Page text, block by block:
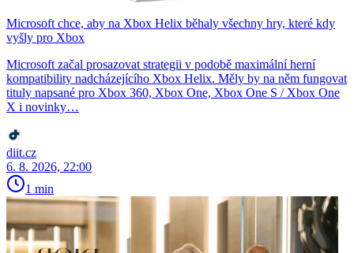
Microsoft chce, aby na Xbox Helix běhaly všechny hry, které kdy
vyšly pro Xbox
Microsoft začal prosazovat strategii v podobě maximální herní
kompatibility nadcházejícího Xbox Helix. Měly by na něm fungovat
tituly napsané pro Xbox 360, Xbox One, Xbox One S / Xbox One
X i novinky…
diit.cz
6. 8. 2026, 22:00
1 min